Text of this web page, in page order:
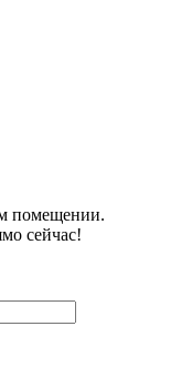
помещении.
сейчас!